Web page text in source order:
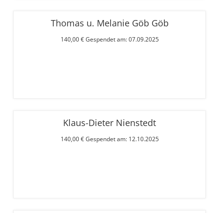
Thomas u. Melanie Göb Göb
140,00 € Gespendet am: 07.09.2025
Klaus-Dieter Nienstedt
140,00 € Gespendet am: 12.10.2025